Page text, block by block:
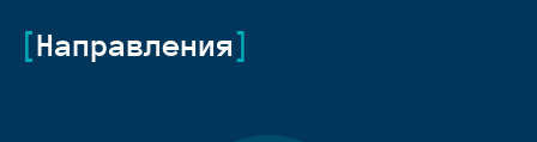
Направления